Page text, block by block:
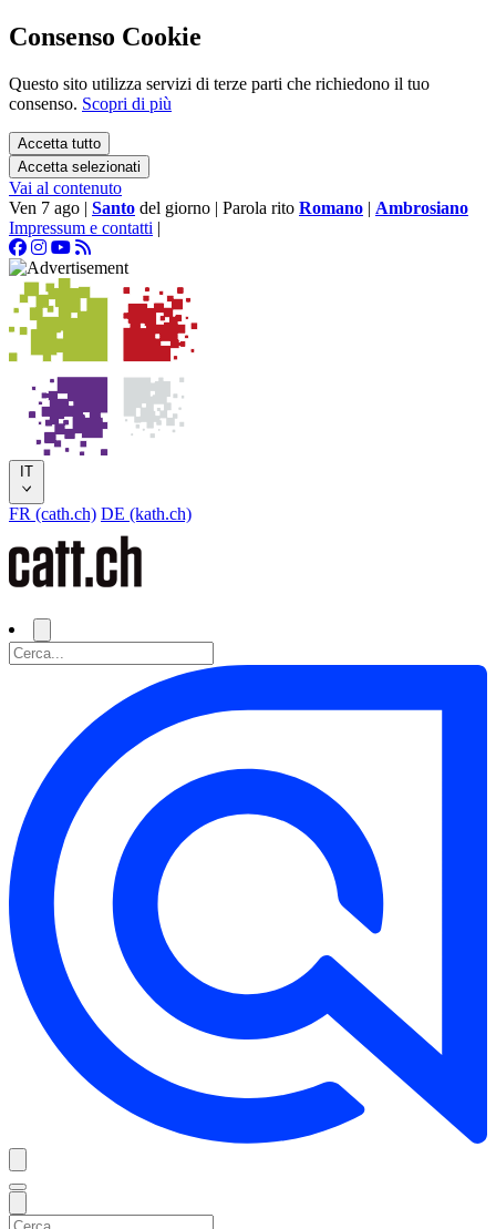
Consenso Cookie
Questo sito utilizza servizi di terze parti che richiedono il tuo
consenso. Scopri di più
Accetta tutto
Accetta selezionati
Vai al contenuto
Ven 7 ago | Santo del giorno | Parola rito Romano | Ambrosiano
Impressum e contatti |
IT
FR (cath.ch) DE (kath.ch)